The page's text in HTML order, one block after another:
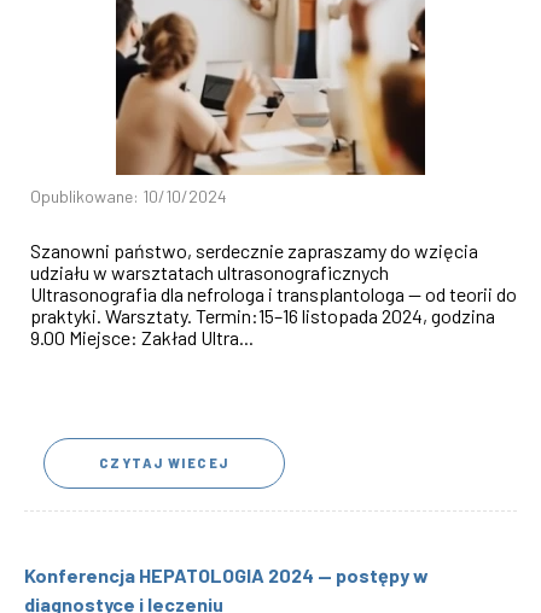
Opublikowane: 10/10/2024
Szanowni państwo, serdecznie zapraszamy do wzięcia
udziału w warsztatach ultrasonograficznych
Ultrasonografia dla nefrologa i transplantologa — od teorii do
praktyki. Warsztaty. Termin:15–16 listopada 2024, godzina
9.00 Miejsce: Zakład Ultra...
CZYTAJ WIECEJ
Konferencja HEPATOLOGIA 2024 — postępy w
diagnostyce i leczeniu